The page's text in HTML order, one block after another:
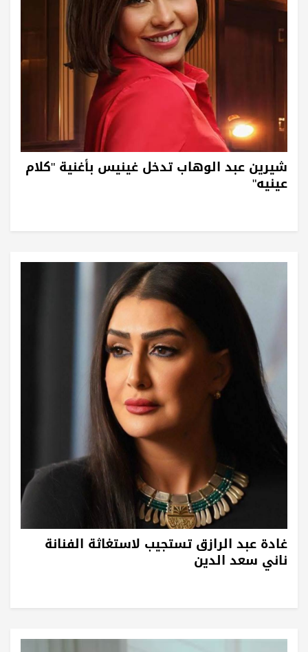
شيرين عبد الوهاب تدخل غينيس بأغنية "كلام
عينيه"
غادة عبد الرازق تستجيب لاستغاثة الفنانة
ناني سعد الدين